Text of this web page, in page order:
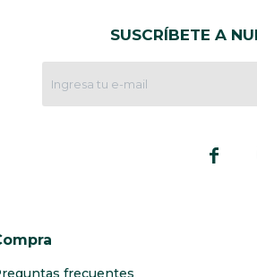
SUSCRÍBETE A

frecuentes